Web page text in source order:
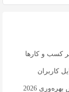
کسب و کارها
کاربران
2026